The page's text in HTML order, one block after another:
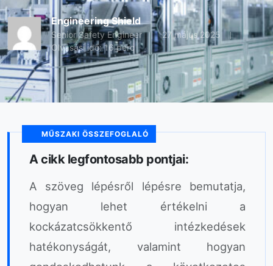
Engineering Shield
Senior Safety Engineer
27 május 2025
Olvasási idő: 16 perc
MŰSZAKI ÖSSZEFOGLALÓ
A cikk legfontosabb pontjai:
A szöveg lépésről lépésre bemutatja,
hogyan lehet értékelni a
kockázatcsökkentő intézkedések
hatékonyságát, valamint hogyan